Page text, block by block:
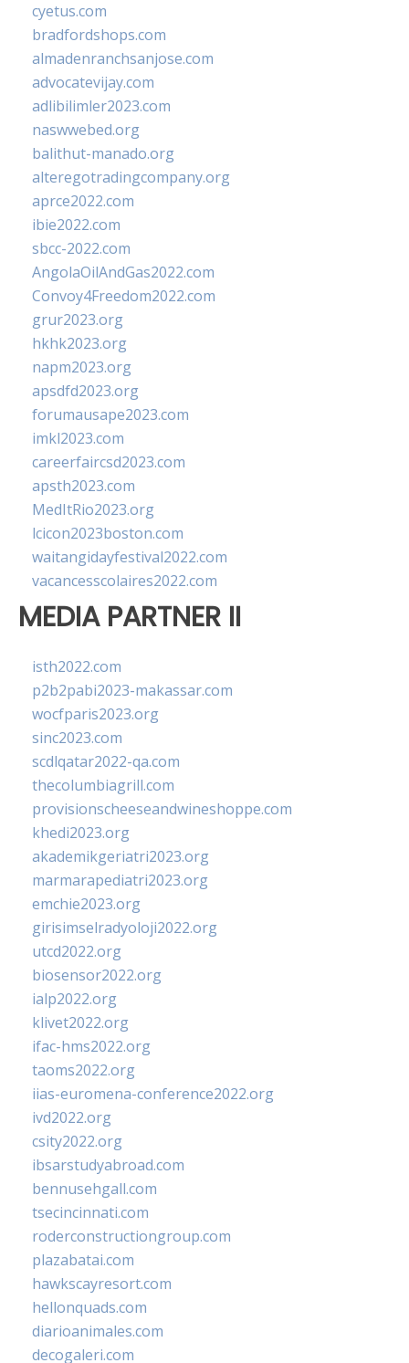
cyetus.com
bradfordshops.com
almadenranchsanjose.com
advocatevijay.com
adlibilimler2023.com
naswwebed.org
balithut-manado.org
alteregotradingcompany.org
aprce2022.com
ibie2022.com
sbcc-2022.com
AngolaOilAndGas2022.com
Convoy4Freedom2022.com
grur2023.org
hkhk2023.org
napm2023.org
apsdfd2023.org
forumausape2023.com
imkl2023.com
careerfaircsd2023.com
apsth2023.com
MedItRio2023.org
lcicon2023boston.com
waitangidayfestival2022.com
vacancesscolaires2022.com
MEDIA PARTNER II
isth2022.com
p2b2pabi2023-makassar.com
wocfparis2023.org
sinc2023.com
scdlqatar2022-qa.com
thecolumbiagrill.com
provisionscheeseandwineshoppe.com
khedi2023.org
akademikgeriatri2023.org
marmarapediatri2023.org
emchie2023.org
girisimselradyoloji2022.org
utcd2022.org
biosensor2022.org
ialp2022.org
klivet2022.org
ifac-hms2022.org
taoms2022.org
iias-euromena-conference2022.org
ivd2022.org
csity2022.org
ibsarstudyabroad.com
bennusehgall.com
tsecincinnati.com
roderconstructiongroup.com
plazabatai.com
hawkscayresort.com
hellonquads.com
diarioanimales.com
decogaleri.com